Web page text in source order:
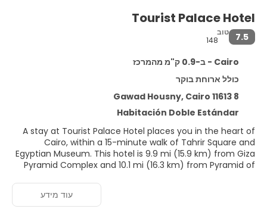
Tourist Palace Hotel
7.5
טוב
148
Cairo - ב-0.9 ק"מ מהמרכז
כולל ארוחת בוקר
8 Gawad Housny, Cairo 11613
Habitación Doble Estándar
A stay at Tourist Palace Hotel places you in the heart of
Cairo, within a 15-minute walk of Tahrir Square and
Egyptian Museum. This hotel is 9.9 mi (15.9 km) from Giza
Pyramid Complex and 10.1 mi (16.3 km) from Pyramid of
Make use of convenient amenities, which include
עוד מידע